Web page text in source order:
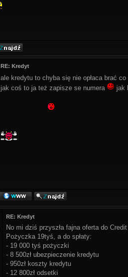
RE: Kredyt
ale kredytu to chyba się nie opłaca brać
jak coś to ja też zapisze se numera
jak
RE: Kredyt
No mi dziś przyszła fajna oferta do
Pożyczka 19tyś, a do spłaty:
- 19 000 tyś pożyczki
- 8 500zł ubezpieczenie kredytu
- 950zł koszty kredytu
- 12 800zł odsetki